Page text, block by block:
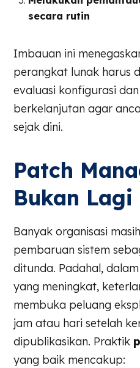
secara rutin
Imbauan ini
perangkat lunak harus
evaluasi konfigurasi
berkelanjutan agar
sejak dini.
Patch
Bukan Lagi
Banyak organisasi
pembaruan sistem
ditunda. Padahal,
yang meningkat,
membuka peluang
jam atau hari setelah
dipublikasikan. Praktik
yang baik mencakup: